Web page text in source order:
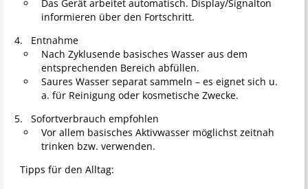
Das Gerät arbeitet automatisch. Display/Signalton
informieren über den Fortschritt.
Entnahme
Nach Zyklusende basisches Wasser aus dem
entsprechenden Bereich abfüllen.
Saures Wasser separat sammeln – es eignet sich u.
a. für Reinigung oder kosmetische Zwecke.
Sofortverbrauch empfohlen
Vor allem basisches Aktivwasser möglichst zeitnah
trinken bzw. verwenden.
Tipps für den Alltag: